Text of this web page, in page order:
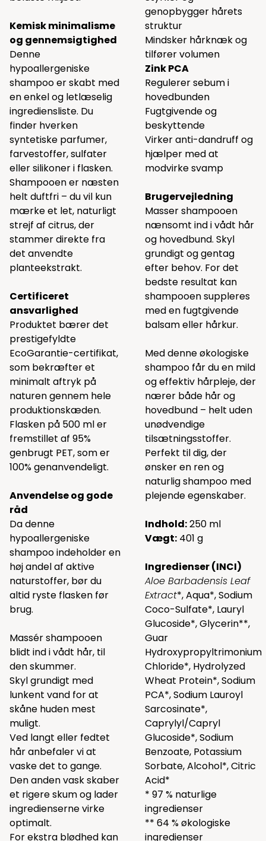
Kemisk minimalisme
og gennemsigtighed
Denne
hypoallergeniske
shampoo er skabt med
en enkel og letlæselig
ingrediensliste. Du
finder hverken
syntetiske parfumer,
farvestoffer, sulfater
eller silikoner i flasken.
Shampooen er næsten
helt duftfri – du vil kun
mærke et let, naturligt
strejf af citrus, der
stammer direkte fra
det anvendte
planteekstrakt.
Certificeret
ansvarlighed
Produktet bærer det
prestigefyldte
EcoGarantie-certifikat,
som bekræfter et
minimalt aftryk på
naturen gennem hele
produktionskæden.
Flasken på 500 ml er
fremstillet af 95%
genbrugt PET, som er
100% genanvendeligt.
Anvendelse og gode
råd
Da denne
hypoallergeniske
shampoo indeholder en
høj andel af aktive
naturstoffer, bør du
altid ryste flasken før
brug.
Massér shampooen
blidt ind i vådt hår, til
den skummer.
Skyl grundigt med
lunkent vand for at
skåne huden mest
muligt.
Ved langt eller fedtet
hår anbefaler vi at
vaske det to gange.
Den anden vask skaber
et rigere skum og lader
ingredienserne virke
optimalt.
For ekstra blødhed kan
genopbygger hårets
struktur
Mindsker hårknæk og
tilfører volumen
Zink PCA
Regulerer sebum i
hovedbunden
Fugtgivende og
beskyttende
Virker anti-dandruff og
hjælper med at
modvirke svamp
Brugervejledning
Masser shampooen
nænsomt ind i vådt hår
og hovedbund. Skyl
grundigt og gentag
efter behov. For det
bedste resultat kan
shampooen suppleres
med en fugtgivende
balsam eller hårkur.
Med denne økologiske
shampoo får du en mild
og effektiv hårpleje, der
nærer både hår og
hovedbund – helt uden
unødvendige
tilsætningsstoffer.
Perfekt til dig, der
ønsker en ren og
naturlig shampoo med
plejende egenskaber.
Indhold:250 ml
Vægt: 401 g
Ingredienser (INCI)
Aloe Barbadensis Leaf
Extract*, Aqua*, Sodium
Coco-Sulfate*, Lauryl
Glucoside*, Glycerin**,
Guar
Hydroxypropyltrimonium
Chloride*, Hydrolyzed
Wheat Protein*, Sodium
PCA*, Sodium Lauroyl
Sarcosinate*,
Caprylyl/Capryl
Glucoside*, Sodium
Benzoate, Potassium
Sorbate, Alcohol*, Citric
Acid*
* 97 % naturlige
ingredienser
** 64 % økologiske
ingredienser